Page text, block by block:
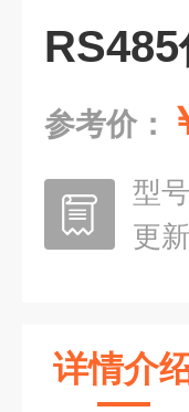
参考价：
型号
更
详情介